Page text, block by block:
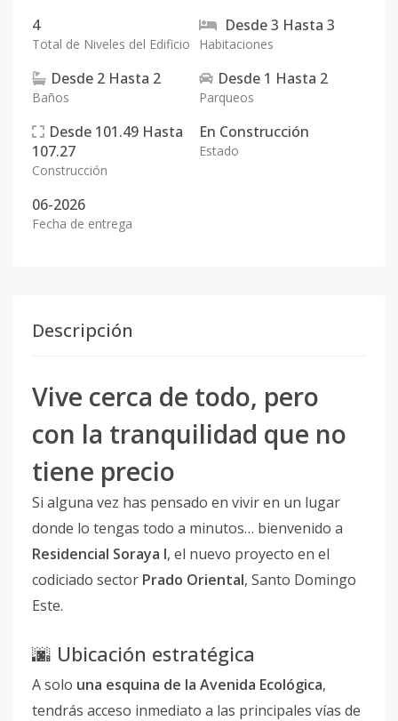
4
Total de Niveles del Edificio
Desde3 Hasta 3
Habitaciones
Desde 2 Hasta 2
Baños
Desde 1 Hasta 2
Parqueos
Desde 101.49 Hasta
107.27
Construcción
En Construcción
Estado
06-2026
Fecha de entrega
Descripción
Vive cerca de todo, pero
con la tranquilidad que no
tiene precio
Si alguna vez has pensado en vivir en un lugar
donde lo tengas todo a minutos… bienvenido a
Residencial Soraya I, el nuevo proyecto en el
codiciado sector Prado Oriental, Santo Domingo
Este.
🌆 Ubicación estratégica
A solo una esquina de la Avenida Ecológica,
tendrás acceso inmediato a las principales vías de